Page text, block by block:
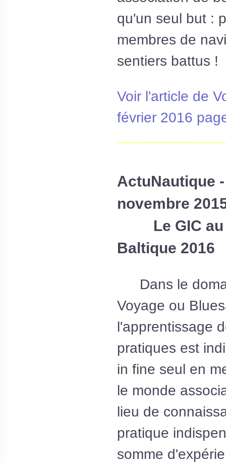
qu'un seul but :
membres de
sentiers battus !
Voir l'article de
février 2016
ActuNautique
novembre
Le GIC au
Baltique 2016
Dans le
Voyage ou
l'apprentissage
pratiques est
in fine seul en
le monde
lieu de
pratique
somme